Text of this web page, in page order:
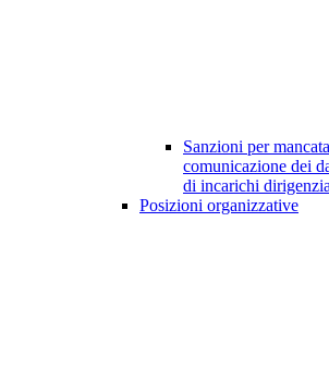
Sanzioni per
comunicazione dei
di incarichi
Posizioni organizzative